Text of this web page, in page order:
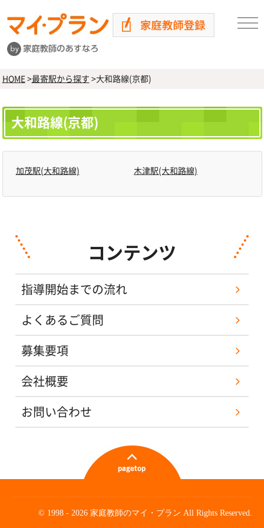
HOME>最寄駅から探す >大和路線(京都)
大和路線(京都)
加茂駅(大和路線) 木津駅(大和路線)
コンテンツ
指導開始までの流れ
よくあるご質問
募集要項
会社概要
お問い合わせ
© 1998 - 2026 家庭教師のマイ・プラン All Rights Reserved.